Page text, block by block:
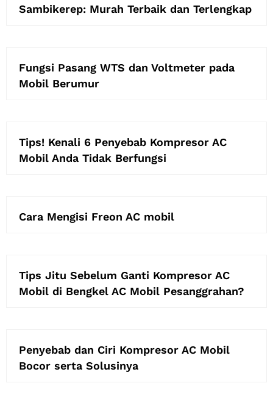
Sambikerep: Murah Terbaik dan Terlengkap
Fungsi Pasang WTS dan Voltmeter pada
Mobil Berumur
Tips! Kenali 6 Penyebab Kompresor AC
Mobil Anda Tidak Berfungsi
Cara Mengisi Freon AC mobil
Tips Jitu Sebelum Ganti Kompresor AC
Mobil di Bengkel AC Mobil Pesanggrahan?
Penyebab dan Ciri Kompresor AC Mobil
Bocor serta Solusinya